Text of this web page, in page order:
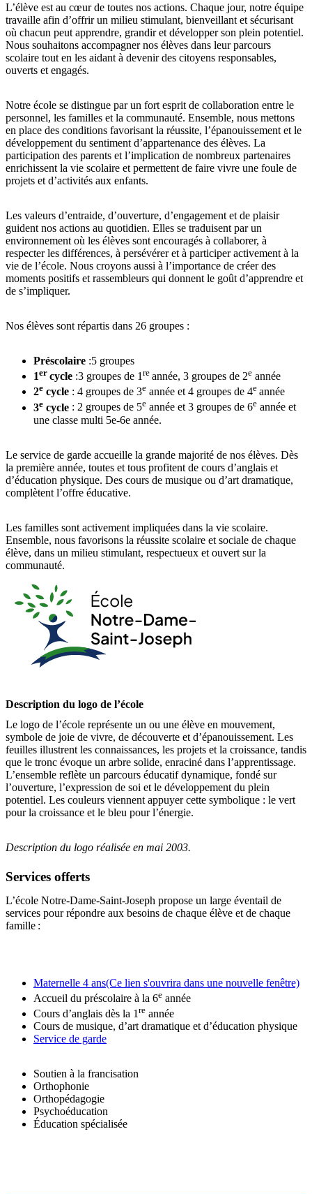
L’élève est au cœur de toutes nos actions. Chaque jour, notre équipe
travaille afin d’offrir un milieu stimulant, bienveillant et sécurisant
où chacun peut apprendre, grandir et développer son plein potentiel.
Nous souhaitons accompagner nos élèves dans leur parcours
scolaire tout en les aidant à devenir des citoyens responsables,
ouverts et engagés.
Notre école se distingue par un fort esprit de collaboration entre le
personnel, les familles et la communauté. Ensemble, nous mettons
en place des conditions favorisant la réussite, l’épanouissement et le
développement du sentiment d’appartenance des élèves. La
participation des parents et l’implication de nombreux partenaires
enrichissent la vie scolaire et permettent de faire vivre une foule de
projets et d’activités aux enfants.
Les valeurs d’entraide, d’ouverture, d’engagement et de plaisir
guident nos actions au quotidien. Elles se traduisent par un
environnement où les élèves sont encouragés à collaborer, à
respecter les différences, à persévérer et à participer activement à la
vie de l’école. Nous croyons aussi à l’importance de créer des
moments positifs et rassembleurs qui donnent le goût d’apprendre et
de s’impliquer.
Nos élèves sont répartis dans 26 groupes :
Préscolaire :5 groupes
1er cycle :3 groupes de 1 re année, 3 groupes de 2e année
2e cycle : 4 groupes de 3e année et 4 groupes de 4e année
3e cycle : 2 groupes de 5e année et 3 groupes de 6e année et
une classe multi 5e-6e année.
Le service de garde accueille la grande majorité de nos élèves. Dès
la première année, toutes et tous profitent de cours d’anglais et
d’éducation physique. Des cours de musique ou d’art dramatique,
complètent l’offre éducative.
Les familles sont activement impliquées dans la vie scolaire.
Ensemble, nous favorisons la réussite scolaire et sociale de chaque
élève, dans un milieu stimulant, respectueux et ouvert sur la
communauté.
Description du logo de l’école
Le logo de l’école représente un ou une élève en mouvement,
symbole de joie de vivre, de découverte et d’épanouissement. Les
feuilles illustrent les connaissances, les projets et la croissance, tandis
que le tronc évoque un arbre solide, enraciné dans l’apprentissage.
L’ensemble reflète un parcours éducatif dynamique, fondé sur
l’ouverture, l’expression de soi et le développement du plein
potentiel. Les couleurs viennent appuyer cette symbolique : le vert
pour la croissance et le bleu pour l’énergie.
Description du logo réalisée en mai 2003.
Services offerts
L’école Notre‑Dame-Saint‑Joseph propose un large éventail de
services pour répondre aux besoins de chaque élève et de chaque
famille :
Maternelle 4 ans(Ce lien s'ouvrira dans une nouvelle fenêtre)
Accueil du préscolaire à la 6e année
Cours d’anglais dès la 1 re année
Cours de musique, d’art dramatique et d’éducation physique
Service de garde
Soutien à la francisation
Orthophonie
Orthopédagogie
Psychoéducation
Éducation spécialisée